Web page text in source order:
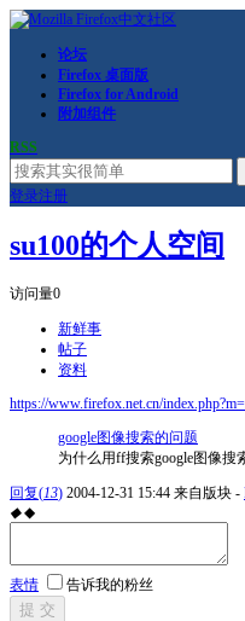
论坛
Firefox 桌面版
Firefox for Android
附加组件
RSS
登录注册
su100的个人空间
访问量0
新鲜事
帖子
资料
https://www.firefox.net.cn/
google图像搜索的问题
为什么用ff搜索google图像
回复(13) 2004-12-31 15:44 来自版块 -
◆ ◆
表情 告诉我的粉丝
提 交